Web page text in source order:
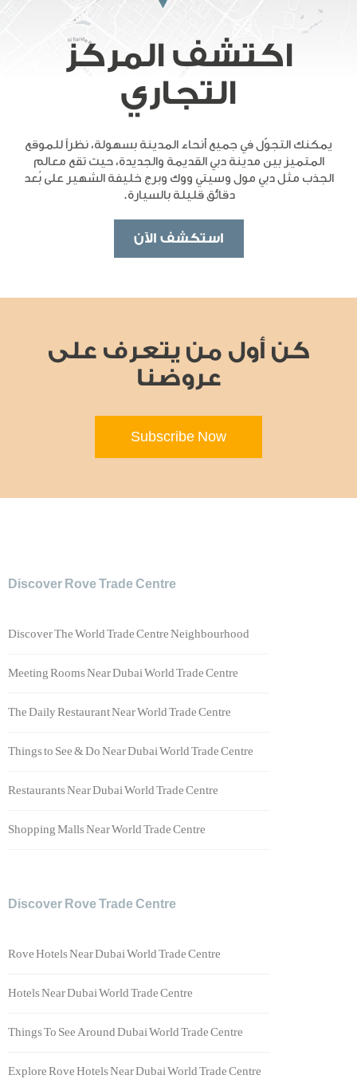
اكتشف المركز
التجاري
يمكنك التجوّل في جميع أنحاء المدينة بسهولة، نظراً للموقع
المتميز بين مدينة دبي القديمة والجديدة، حيث تقع معالم
الجذب مثل دبي مول وسيتي ووك وبرج خليفة الشهير على بُعد
دقائق قليلة بالسيارة.
استكشف الآن
كن أول من يتعرف على
عروضنا
Subscribe Now
Discover Rove Trade Centre
Discover The World Trade Centre Neighbourhood
Meeting Rooms Near Dubai World Trade Centre
The Daily Restaurant Near World Trade Centre
Things to See & Do Near Dubai World Trade Centre
Restaurants Near Dubai World Trade Centre
Shopping Malls Near World Trade Centre
Discover Rove Trade Centre
Rove Hotels Near Dubai World Trade Centre
Hotels Near Dubai World Trade Centre
Things To See Around Dubai World Trade Centre
Explore Rove Hotels Near Dubai World Trade Centre